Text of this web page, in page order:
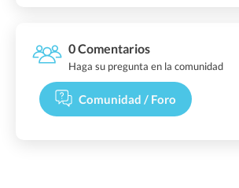
0 Comentarios
Haga su pregunta en la comunidad
Comunidad / Foro